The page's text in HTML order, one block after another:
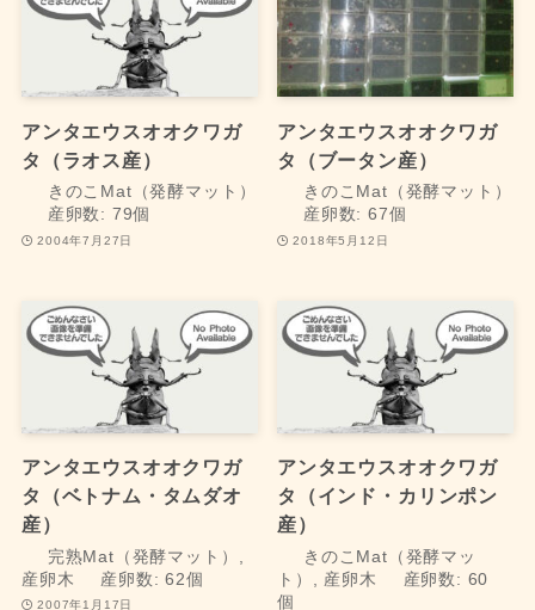
アンタエウスオオクワガ
タ（ラオス産）
きのこMat（発酵マット）
産卵数: 79個
2004年7月27日
アンタエウスオオクワガ
タ（ブータン産）
きのこMat（発酵マット）
産卵数: 67個
2018年5月12日
アンタエウスオオクワガ
タ（ベトナム・タムダオ
産）
完熟Mat（発酵マット）,
産卵木
産卵数: 62個
2007年1月17日
アンタエウスオオクワガ
タ（インド・カリンポン
産）
きのこMat（発酵マッ
ト）, 産卵木
産卵数: 60
個